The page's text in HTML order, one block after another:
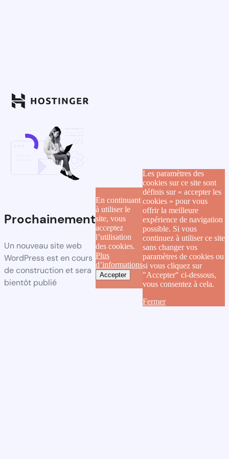
Prochainement
Un nouveau site web
WordPress est en cours
de construction et sera
bientôt publié
En continuant
à utiliser le
site, vous
acceptez
l’utilisation
des cookies.
Plus
d’informations
Accepter
Les paramètres des
cookies sur ce site sont
définis sur « accepter les
cookies » pour vous
offrir la meilleure
expérience de navigation
possible. Si vous
continuez à utiliser ce site
sans changer vos
paramètres de cookies ou
si vous cliquez sur
"Accepter" ci-dessous,
vous consentez à cela.
Fermer